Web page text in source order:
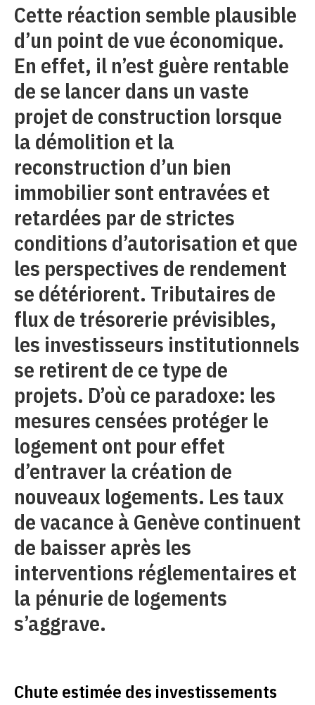
Cette réaction semble plausible
d’un point de vue économique.
En effet, il n’est guère rentable
de se lancer dans un vaste
projet de construction lorsque
la démolition et la
reconstruction d’un bien
immobilier sont entravées et
retardées par de strictes
conditions d’autorisation et que
les perspectives de rendement
se détériorent. Tributaires de
flux de trésorerie prévisibles,
les investisseurs institutionnels
se retirent de ce type de
projets. D’où ce paradoxe: les
mesures censées protéger le
logement ont pour effet
d’entraver la création de
nouveaux logements. Les taux
de vacance à Genève continuent
de baisser après les
interventions réglementaires et
la pénurie de logements
s’aggrave.
Chute estimée des investissements